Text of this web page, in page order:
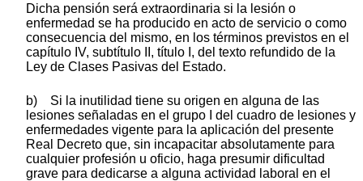
Dicha pensión será extraordinaria si la lesión o
enfermedad se ha producido en acto de servicio o como
consecuencia del mismo, en los términos previstos en el
capítulo IV, subtítulo II, título I, del texto refundido de la
Ley de Clases Pasivas del Estado.
b) Si la inutilidad tiene su origen en alguna de las
lesiones señaladas en el grupo I del cuadro de lesiones y
enfermedades vigente para la aplicación del presente
Real Decreto que, sin incapacitar absolutamente para
cualquier profesión u oficio, haga presumir dificultad
grave para dedicarse a alguna actividad laboral en el